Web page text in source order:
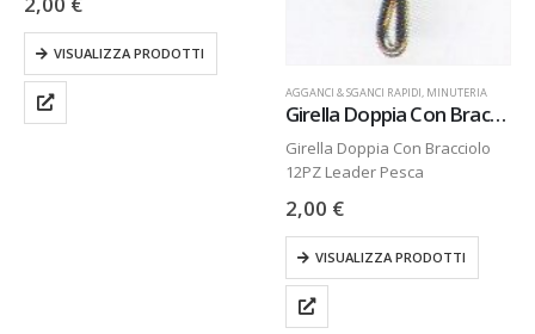
VISUALIZZA PRODOTTI
AGGANCI & SGANCI RAPIDI, MINUTERIA
Girella Doppia Con Bracciolo 12PZ
Girella Doppia Con Bracciolo
12PZ Leader Pesca
2,00 €
VISUALIZZA PRODOTTI